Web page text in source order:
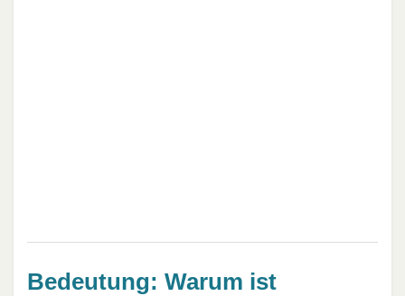
Bedeutung: Warum ist